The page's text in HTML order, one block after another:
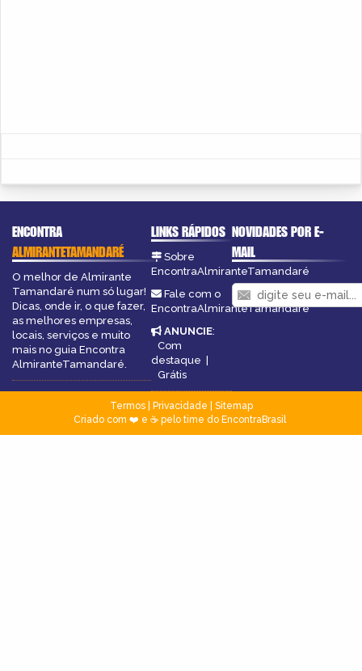
ENCONTRA
ALMIRANTETAMANDARÉ
O melhor de Almirante
Tamandaré num só lugar!
Dicas, onde ir, o que fazer,
as melhores empresas,
locais, serviços e muito
mais no guia Encontra
AlmiranteTamandaré.
LINKS RÁPIDOS
Sobre
EncontraAlmiranteTamandaré
Fale com o
EncontraAlmiranteTamandaré
ANUNCIE:
Com
destaque |
Grátis
NOVIDADES POR E-
MAIL
Termos| Privacidade
Sitemap
Criado com ❤️ e ☕ pelo time do EncontraBrasil